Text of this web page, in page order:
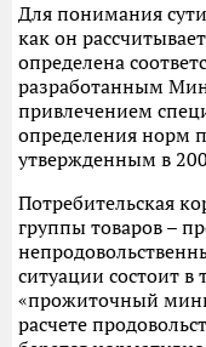
Для понимания
как он
определена
разработанным
привлечением
определения норм
утвержденным в
Потребительская
группы товаров –
ситуации состоит в
«прожиточный
расчете